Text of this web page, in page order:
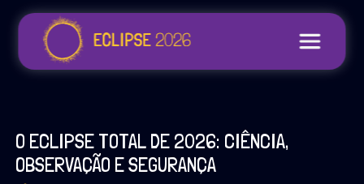
O ECLIPSE TOTAL DE 2026: CIÊNCIA,
OBSERVAÇÃO E SEGURANÇA